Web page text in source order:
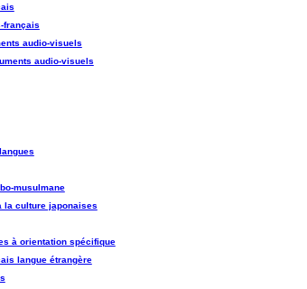
français
audio-visuels
audio-visuels
musulmane
la culture japonaises
à orientation spécifique
langue étrangère